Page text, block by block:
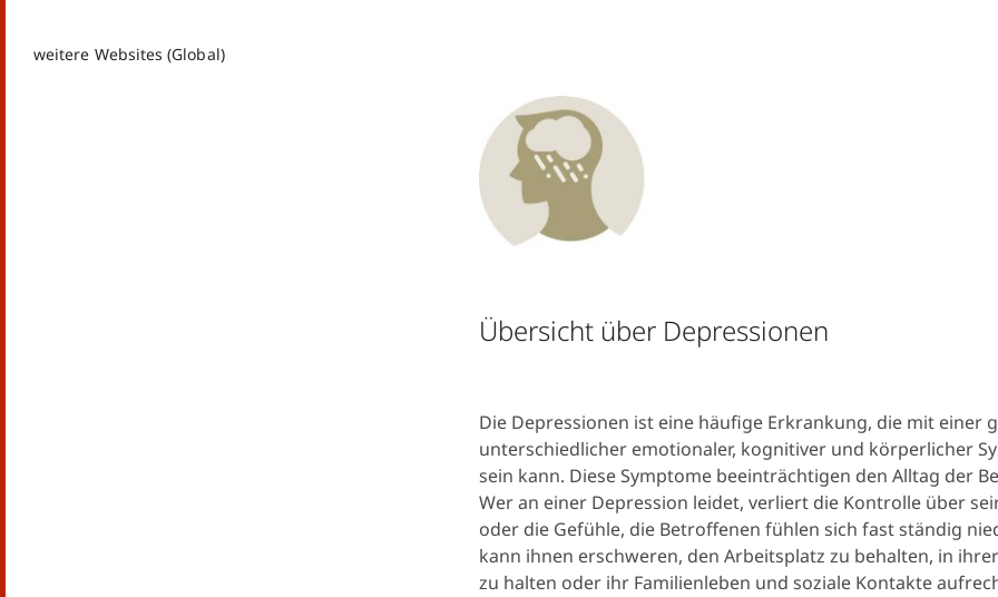
weitere Websites (Global)
Übersicht über Depressionen
Die Depressionen ist eine häufige Erkrankung, die mit einer
unterschiedlicher emotionaler, kognitiver und körperlicher
sein kann. Diese Symptome beeinträchtigen den Alltag der
Wer an einer Depression leidet, verliert die Kontrolle über
oder die Gefühle, die Betroffenen fühlen sich fast ständig
kann ihnen erschweren, den Arbeitsplatz zu behalten, in
zu halten oder ihr Familienleben und soziale Kontakte